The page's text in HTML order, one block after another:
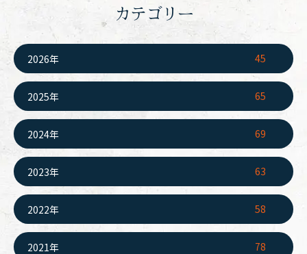
カテゴリー
2026年 45
2025年 65
2024年 69
2023年 63
2022年 58
2021年 78